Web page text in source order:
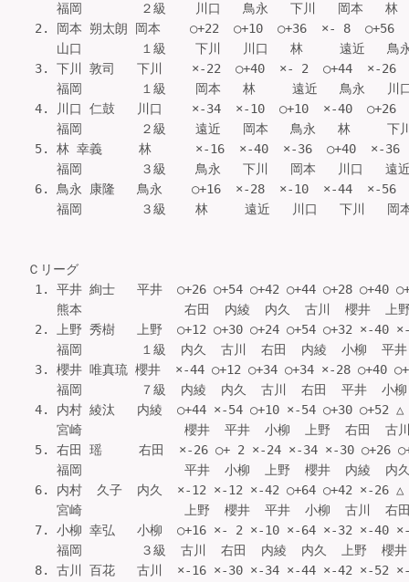
福岡        ２級    川口   鳥永   下川   岡本   林
2. 岡本 朔太朗 岡本    ○+22  ○+10  ○+36  ×- 8  ○+56
山口        １級    下川   川口   林     遠近   鳥
3. 下川 敦司   下川    ×-22  ○+40  ×- 2  ○+44  ×-26
福岡        １級    岡本   林     遠近   鳥永   川
4. 川口 仁鼓   川口    ×-34  ×-10  ○+10  ×-40  ○+26
福岡        ２級    遠近   岡本   鳥永   林     下
5. 林 幸義     林      ×-16  ×-40  ×-36  ○+40  ×-36
福岡        ３級    鳥永   下川   岡本   川口   遠
6. 鳥永 康隆   鳥永    ○+16  ×-28  ×-10  ×-44  ×-56
福岡        ３級    林     遠近   川口   下川   岡
Ｃリーグ
1. 平井 絢士   平井  ○+26 ○+54 ○+42 ○+44 ○+28 ○+40
熊本              右田  内綾  内久  古川  櫻井  上
2. 上野 秀樹   上野  ○+12 ○+30 ○+24 ○+54 ○+32 ×-40
福岡        １級  内久  古川  右田  内綾  小柳  平
3. 櫻井 唯真琉 櫻井  ×-44 ○+12 ○+34 ○+34 ×-28 ○+40
福岡        ７級  内綾  内久  古川  右田  平井  小
4. 内村 綾汰   内綾  ○+44 ×-54 ○+10 ×-54 ○+30 ○+52 △
宮崎              櫻井  平井  小柳  上野  右田  古
5. 右田 瑶     右田  ×-26 ○+ 2 ×-24 ×-34 ×-30 ○+26
福岡              平井  小柳  上野  櫻井  内綾  内
6. 内村  久子  内久  ×-12 ×-12 ×-42 ○+64 ○+42 ×-26 △
宮崎              上野  櫻井  平井  小柳  古川  右
7. 小柳 幸弘   小柳  ○+16 ×- 2 ×-10 ×-64 ×-32 ×-40
福岡        ３級  古川  右田  内綾  内久  上野  櫻
8. 古川 百花   古川  ×-16 ×-30 ×-34 ×-44 ×-42 ×-52 ×-